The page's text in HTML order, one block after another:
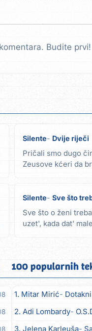
Budite prvi!
Silente Dvije riječi
Pričali smo dugo
Zeusove kćeri da
Silente Sve što
Sve što o ženi
uzet', kada dat'
100 popularnih
1. Mitar Mirić
2. Adi Lombardy
3. Jelena Karleuša